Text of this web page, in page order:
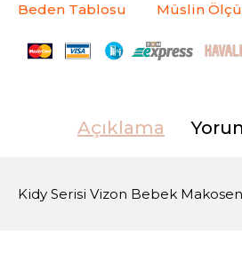
Beden Tablosu Müslin
Açıklama
Kidy Serisi Vizon Bebek